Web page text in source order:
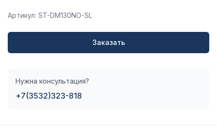
Артикул: ST-DM130NO-SL
Заказать
Нужна консультация?
+7(3532)323-818